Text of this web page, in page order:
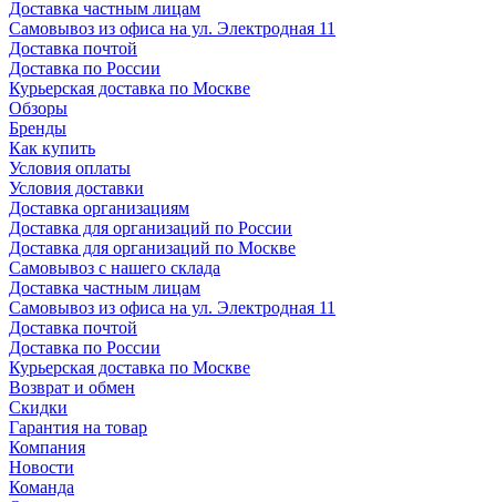
Доставка частным лицам
Самовывоз из офиса на ул. Электродная 11
Доставка почтой
Доставка по России
Курьерская доставка по Москве
Обзоры
Бренды
Как купить
Условия оплаты
Условия доставки
Доставка организациям
Доставка для организаций по России
Доставка для организаций по Москве
Самовывоз с нашего склада
Доставка частным лицам
Самовывоз из офиса на ул. Электродная 11
Доставка почтой
Доставка по России
Курьерская доставка по Москве
Возврат и обмен
Скидки
Гарантия на товар
Компания
Новости
Команда